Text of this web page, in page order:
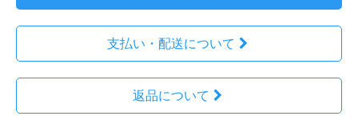
支払い・配送について
返品について